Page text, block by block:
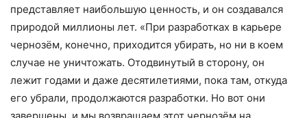
представляет наибольшую ценность, и он создавался
природой миллионы лет. «При разработках в карьере
чернозём, конечно, приходится убирать, но ни в коем
случае не уничтожать. Отодвинутый в сторону, он
лежит годами и даже десятилетиями, пока там, откуда
его убрали, продолжаются разработки. Но вот они